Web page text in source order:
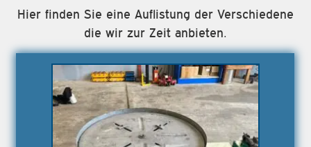
Hier finden Sie eine Auflistung der Verschiedene
die wir zur Zeit anbieten.